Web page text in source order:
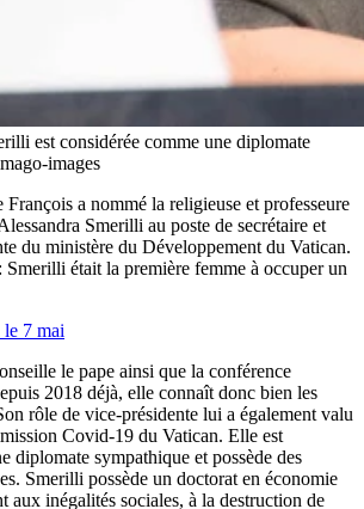
est considérée comme une diplomate
images
a nommé la religieuse et professeure
Smerilli au poste de secrétaire et
du ministère du Développement du Vatican.
était la première femme à occuper un
le 7 mai
le pape ainsi que la conférence
2018 déjà, elle connaît donc bien les
rôle de vice-présidente lui a également valu
Covid-19 du Vatican. Elle est
diplomate sympathique et possède des
Smerilli possède un doctorat en économie
aux inégalités sociales, à la destruction de